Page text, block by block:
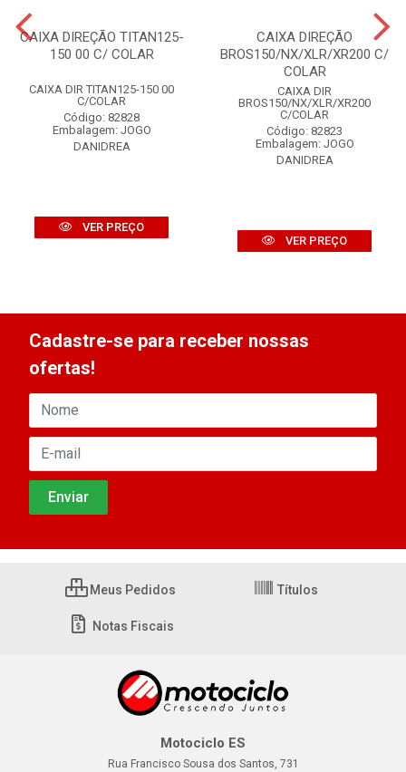
CAIXA DIREÇÃO TITAN125-
150 00 C/ COLAR
CAIXA DIR TITAN125-150 00
C/COLAR
Código: 82828
Embalagem: JOGO
DANIDREA
VER PREÇO
CAIXA DIREÇÃO
BROS150/NX/XLR/XR200 C/
COLAR
CAIXA DIR
BROS150/NX/XLR/XR200
C/COLAR
Código: 82823
Embalagem: JOGO
DANIDREA
VER PREÇO
Cadastre-se para receber nossas
ofertas!
Meus Pedidos Títulos
Notas Fiscais
Motociclo ES
Rua Francisco Sousa dos Santos, 731